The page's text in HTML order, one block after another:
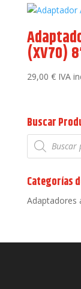
(XV70)
29,00 € IVA
Buscar
Búsqueda
de
productos
Categorías
Adaptadores